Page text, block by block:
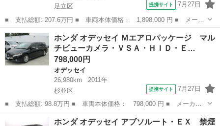
足立区
提携サイト 7月27日
■ 支払総額: 207.6万円 ■ 車両本体価格： 1,898,000 円 ■ メーカ
ー名： ホンダ ■ 車種名： オデッセイ ■ グレード名： アブソ
ルート・ＥＸアドバンス 禁煙車 両側パワースライドドア ４Ｗ
Ｄ ＥＴＣ...
東京 足立区 オデッセイ
ホンダ オデッセイ Ｍエアロパッケージ マル
チビューカメラ・ＶＳＡ・ＨＩＤ・Ｅ…
798,000円
オデッセイ
26,980km
2011年
杉並区
提携サイト 7月27日
■ 支払総額: 98.8万円 ■ 車両本体価格： 798,000 円 ■ メーカー
名： ホンダ ■ 車種名： オデッセイ ■ グレード名： Ｍエアロ
パッケージ マルチビューカメラ・ＶＳＡ・ＨＩＤ・ＥＴＣ・キーレ
オデッセイ
ホンダ オデッセイ アブソルート・ＥＸ 禁煙